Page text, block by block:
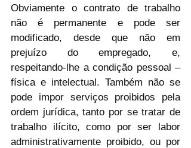
Obviamente o contrato de trabalho
não é permanente e pode ser
modificado, desde que não em
prejuízo do empregado, e,
respeitando-lhe a condição pessoal –
física e intelectual. Também não se
pode impor serviços proibidos pela
ordem jurídica, tanto por se tratar de
trabalho ilícito, como por ser labor
administrativamente proibido, ou por